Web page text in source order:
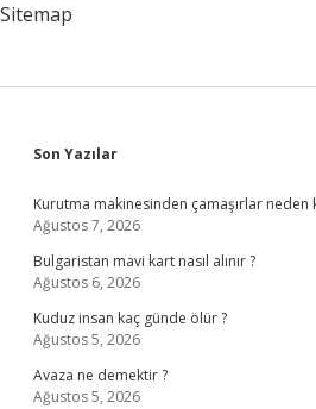
Sitemap
Sidebar
Son Yazılar
Kurutma makinesinden çamaşırlar neden
Ağustos 7, 2026
Bulgaristan mavi kart nasıl alınır ?
Ağustos 6, 2026
Kuduz insan kaç günde ölür ?
Ağustos 5, 2026
Avaza ne demektir ?
Ağustos 5, 2026